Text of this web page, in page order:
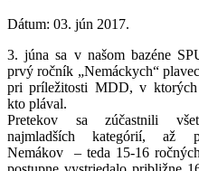
Dátum: 03. jún 2017.
3. júna sa v našom bazéne
prvý ročník „Nemáckych“
pri príležitosti MDD, v
kto plával.
Pretekov sa zúčastnili
najmladších kategórií, až
Nemákov – teda 15-16